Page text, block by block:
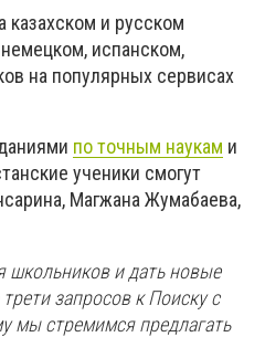
и русском
испанском,
на популярных сервисах
по точным наукам и
ученики смогут
Магжана Жумабаева,
школьников и дать новые
запросов к Поиску с
мы стремимся предлагать